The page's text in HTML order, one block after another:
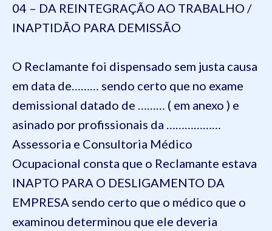
04 – DA REINTEGRAÇÃO AO TRABALHO /
INAPTIDÃO PARA DEMISSÃO
O Reclamante foi dispensado sem justa causa
em data de……… sendo certo que no exame
demissional datado de ……… ( em anexo ) e
asinado por profissionais da ………………
Assessoria e Consultoria Médico
Ocupacional consta que o Reclamante estava
INAPTO PARA O DESLIGAMENTO DA
EMPRESA sendo certo que o médico que o
examinou determinou que ele deveria